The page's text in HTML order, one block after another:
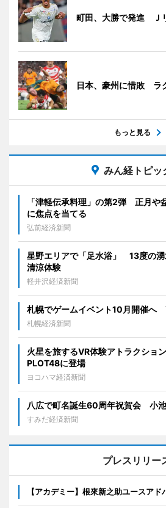
町田、大勝で発進 Ｊ
日本、豪州に惜敗 ラ
もっと見る
みん経トピッ
「津軽伝承料理」の第2弾 正月や
に焦点を当てる
弘前経済新聞
星野エリアで「足水浴」 13度の湧
清涼体験
軽井沢経済新聞
札幌でゲームイベント10月開催へ
札幌経済新聞
火星を旅するVR体験アトラクショ
PLOT48に登場
ヨコハマ経済新聞
八広で町名誕生60周年祝賀会 小
すみだ経済新聞
プレスリリー
【アカデミー】根來新之助ユースア